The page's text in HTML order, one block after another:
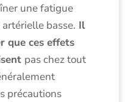
une fatigue
basse. Il
que ces effets
pas chez tout
précautions